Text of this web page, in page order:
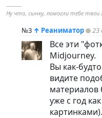
----------
Ну что, сынку, помогли тебе твои
№3 ↑ Реаниматор 23
Все эти
Midjourney.
Вы как-
видите
материалов
уже с год